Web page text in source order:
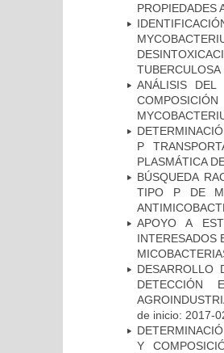
PROPIEDADES
TUBERCULOSA
ANÁLISIS DEL
P
PLASMÁTICA
BÚSQUEDA
TIPO P DE
APOYO A
INTERESADOS
DESARROLLO
DETECCIÓN
de inicio: 2017-
Y